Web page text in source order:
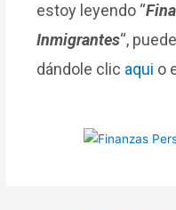
estoy leyendo “
Inmigrantes“,
dándole clic aqui o